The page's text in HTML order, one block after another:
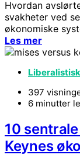
Hvordan
svakheter ved
økonomiske
Les mer
397
6 minutter
10
Keynes